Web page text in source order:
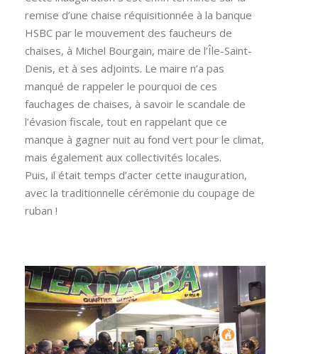
remise d’une chaise réquisitionnée à la banque
HSBC par le mouvement des faucheurs de
chaises, à Michel Bourgain, maire de l’Île-Saint-
Denis, et à ses adjoints. Le maire n’a pas
manqué de rappeler le pourquoi de ces
fauchages de chaises, à savoir le scandale de
l’évasion fiscale, tout en rappelant que ce
manque à gagner nuit au fond vert pour le climat,
mais également aux collectivités locales.
Puis, il était temps d’acter cette inauguration,
avec la traditionnelle cérémonie du coupage de
ruban !